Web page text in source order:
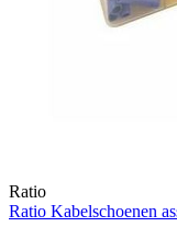
Ratio
Ratio Kabelschoenen